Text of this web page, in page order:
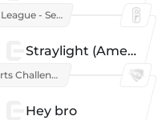
R6 Unite League - Season 1
Straylight (American team)
Bell Esports Challenge 2026
Hey bro